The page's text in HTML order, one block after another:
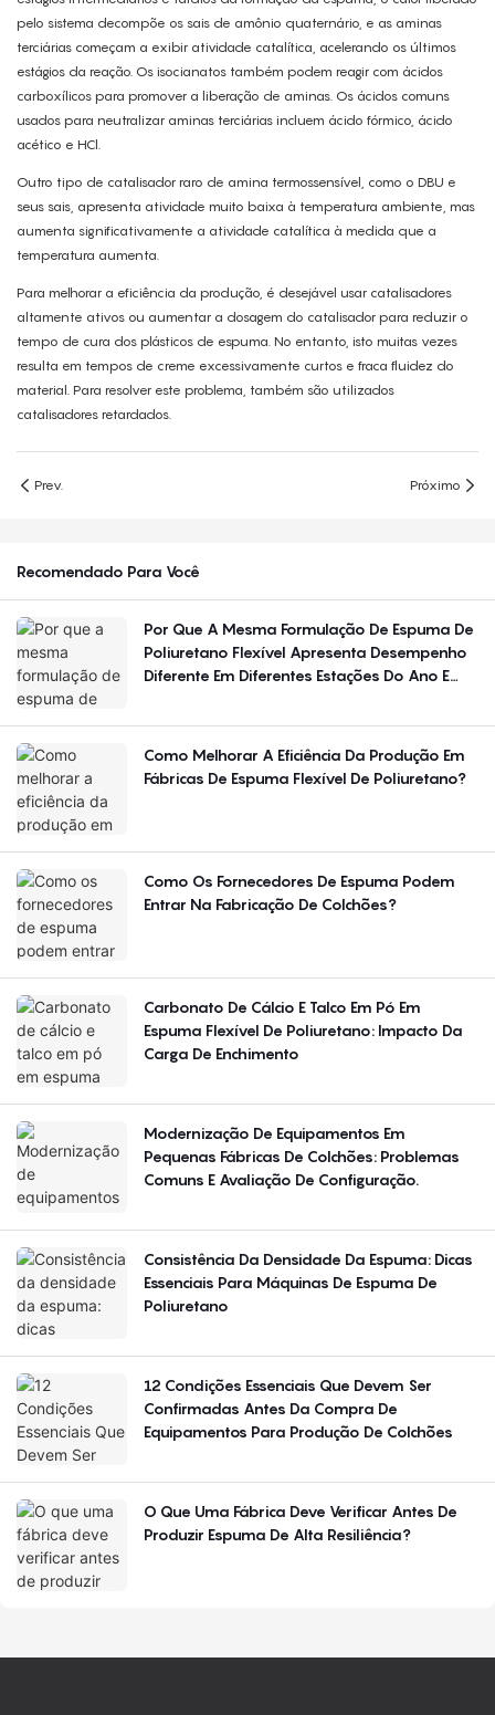
pelo sistema decompõe os sais de amônio quaternário, e as aminas
terciárias começam a exibir atividade catalítica, acelerando os últimos
estágios da reação. Os isocianatos também podem reagir com ácidos
carboxílicos para promover a liberação de aminas. Os ácidos comuns
usados ​​para neutralizar aminas terciárias incluem ácido fórmico, ácido
acético e HCl.
Outro tipo de catalisador raro de amina termossensível, como o DBU e
seus sais, apresenta atividade muito baixa à temperatura ambiente, mas
aumenta significativamente a atividade catalítica à medida que a
temperatura aumenta.
Para melhorar a eficiência da produção, é desejável usar catalisadores
altamente ativos ou aumentar a dosagem do catalisador para reduzir o
tempo de cura dos plásticos de espuma. No entanto, isto muitas vezes
resulta em tempos de creme excessivamente curtos e fraca fluidez do
material. Para resolver este problema, também são utilizados
catalisadores retardados.
Prev. Próximo
Recomendado Para Você
Por Que A Mesma Formulação De Espuma De
Poliuretano Flexível Apresenta Desempenho
Diferente Em Diferentes Estações Do Ano E
Como Melhorar A Eficiência Da Produção Em
Fábricas De Espuma Flexível De Poliuretano?
Como Os Fornecedores De Espuma Podem
Entrar Na Fabricação De Colchões?
Carbonato De Cálcio E Talco Em Pó Em
Espuma Flexível De Poliuretano: Impacto Da
Carga De Enchimento
Modernização De Equipamentos Em
Pequenas Fábricas De Colchões: Problemas
Comuns E Avaliação De Configuração.
Consistência Da Densidade Da Espuma: Dicas
Essenciais Para Máquinas De Espuma De
Poliuretano
12 Condições Essenciais Que Devem Ser
Confirmadas Antes Da Compra De
Equipamentos Para Produção De Colchões
O Que Uma Fábrica Deve Verificar Antes De
Produzir Espuma De Alta Resiliência?